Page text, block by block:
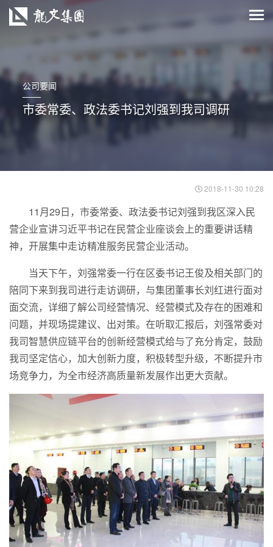
公司要闻
市委常委、政法委书记刘强到我司调研
2018-11-30 10:28
11月29日，市委常委、政法委书记刘强到我区深入民
营企业宣讲习近平书记在民营企业座谈会上的重要讲话精
神，开展集中走访精准服务民营企业活动。
当天下午，刘强常委一行在区委书记王俊及相关部门的
陪同下来到我司进行走访调研，与集团董事长刘红进行面对
面交流，详细了解公司经营情况、经营模式及存在的困难和
问题，并现场提建议、出对策。在听取汇报后，刘强常委对
我司智慧供应链平台的创新经营模式给与了充分肯定，鼓励
我司坚定信心，加大创新力度，积极转型升级，不断提升市
场竞争力，为全市经济高质量新发展作出更大贡献。